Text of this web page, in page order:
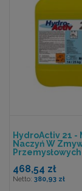
HydroActiv 21 -
Naczyń W
Przemysłowych
468,54 zł
380,93 zł